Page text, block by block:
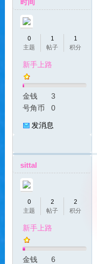
时间
0
主题
1
帖子
1
积分
新手上路
金钱
3
号角币
0
发消息
sittal
0
主题
2
帖子
2
积分
新手上路
金钱
6